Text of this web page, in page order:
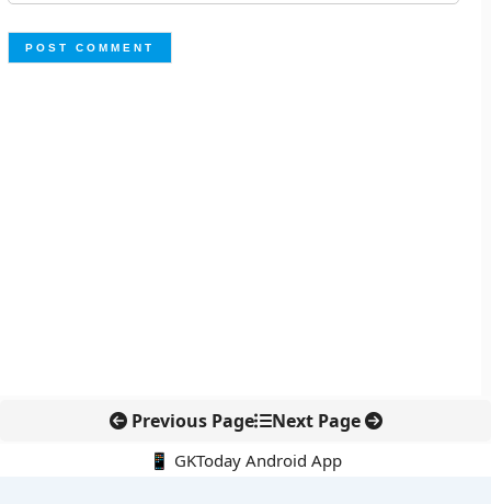
Previous Page Next Page
📱 GKToday Android App